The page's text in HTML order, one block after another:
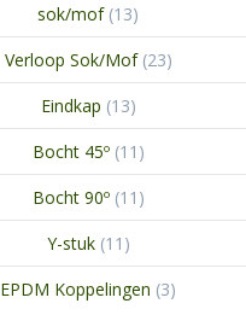
sok/mof 1313
producten
Verloop Sok/Mof 2323
producten
Eindkap 1313
producten
Bocht 45º 11 11
producten
Bocht 90º 11 11
producten
Y-stuk 11 11
producten
EPDM Koppelingen 33